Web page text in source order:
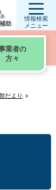
助
情報検索
メニュー
業者の
方々
だより